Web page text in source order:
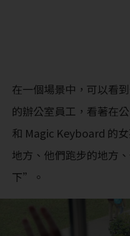
在一個場景中，可以看
的辦公室員工，看著在
和 Magic Keyboard 的
地方、他們跑步的地方
下”。